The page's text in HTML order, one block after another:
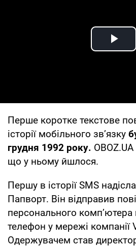
Перше коротке текстове
історії мобільного зв’язку
грудня 1992 року.
що у ньому йшлося.
Першу в історії SMS
Папворт. Він відправив
персонального комп’ютера
телефон у мережі компанії
Одержувачем став